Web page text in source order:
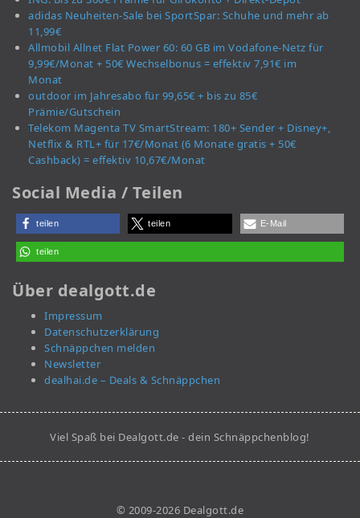
adidas Neuheiten-Sale bei SportSpar: Schuhe und mehr ab
11,99€
Allmobil Allnet Flat Power 60: 60 GB im Vodafone-Netz für
9,99€/Monat + 50€ Wechselbonus = effektiv 7,91€ im
Monat
outdoor im Jahresabo für 99,65€ + bis zu 85€
Prämie/Gutschein
Telekom Magenta TV SmartStream: 180+ Sender + Disney+,
Netflix & RTL+ für 17€/Monat (6 Monate gratis + 50€
Cashback) = effektiv 10,67€/Monat
Social Media / Teilen
teilen teilen E-Mail
teilen
Über dealgott.de
Impressum
Datenschutzerklärung
Schnäppchen melden
Newsletter
dealhai.de – Deals & Schnäppchen
Viel Spaß bei Dealgott.de - dein Schnäppchenblog!
© 2009-2026 Dealgott.de